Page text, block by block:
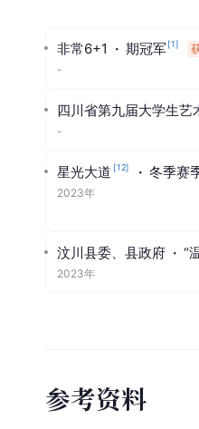
非常6+1 · 期冠军[1]
-
四川省第九届大学生艺
-
星光大道 [12] · 冬季赛
2023年
汶川县委、县政府 · “
2023年
参考资料